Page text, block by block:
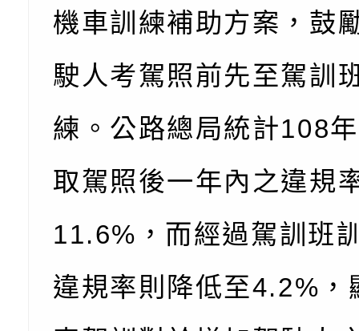
調整
剝削防制宣導影片
機車訓練補助方案，鼓
駛人考駕照前先至駕訓
練。公路總局統計108
取駕照後一年內之違規
11.6%，而經過駕訓班
違規率則降低至4.2%，